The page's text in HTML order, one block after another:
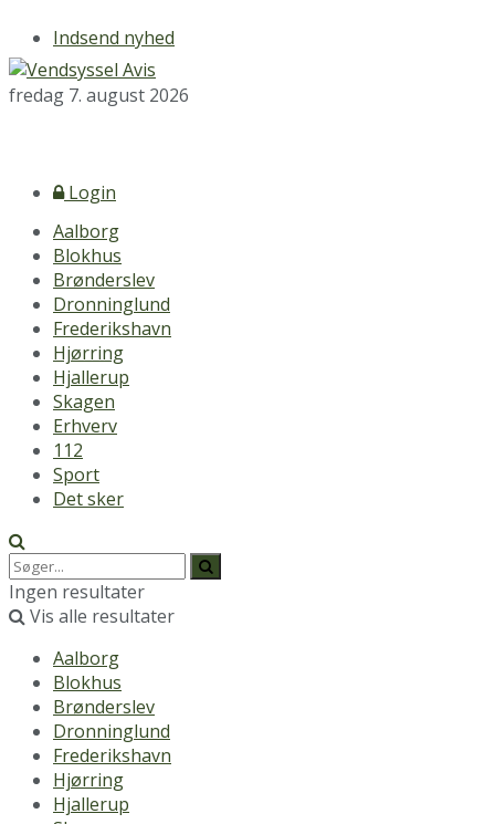
Indsend nyhed
fredag 7. august 2026
Login
Aalborg
Blokhus
Brønderslev
Dronninglund
Frederikshavn
Hjørring
Hjallerup
Skagen
Erhverv
112
Sport
Det sker
Ingen resultater
Vis alle resultater
Aalborg
Blokhus
Brønderslev
Dronninglund
Frederikshavn
Hjørring
Hjallerup